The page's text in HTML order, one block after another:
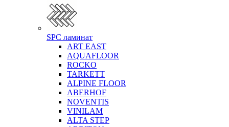
SPC ламинат
ART EAST
AQUAFLOOR
ROCKO
TARKETT
ALPINE FLOOR
ABERHOF
NOVENTIS
VINILAM
ALTA STEP